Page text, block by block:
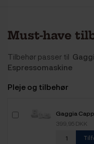
Must-have
Tilbehør passer til
Espressomaskine
Pleje og tilbehør
Gaggia
399,95 DKK